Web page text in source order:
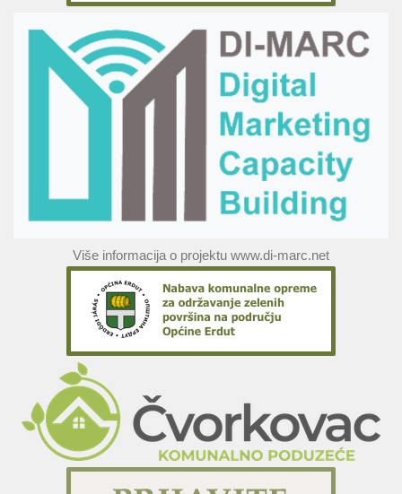
Više informacija o projektu www.di-marc.net